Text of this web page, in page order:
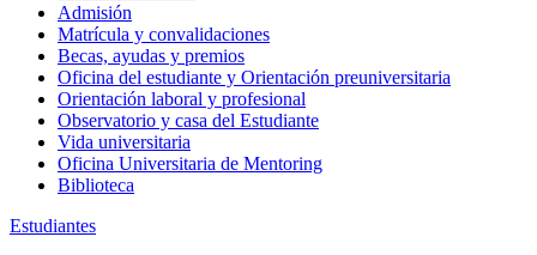
Admisión
Matrícula y convalidaciones
Becas, ayudas y premios
Oficina del estudiante y Orientación preuniversitaria
Orientación laboral y profesional
Observatorio y casa del Estudiante
Vida universitaria
Oficina Universitaria de Mentoring
Biblioteca
Estudiantes